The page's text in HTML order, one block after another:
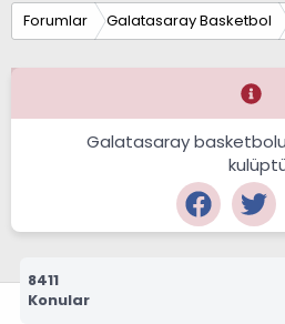
Forumlar Galatasaray Basketbol
Galatasaray
8411
Konular